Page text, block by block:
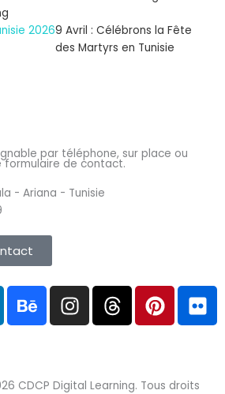
9 Avril : Célébrons la Fête
des Martyrs en Tunisie
par téléphone, sur place ou
de contact.
- Ariana - Tunisie
B
e
h
n
I
n
s
a
T
h
r
a
P
i
n
F
l
i
CDCP Digital Learning. Tous droits